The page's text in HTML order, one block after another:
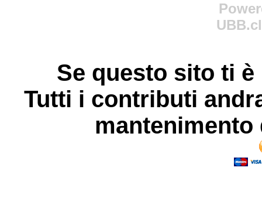
Se questo sito ti
Tutti i contributi